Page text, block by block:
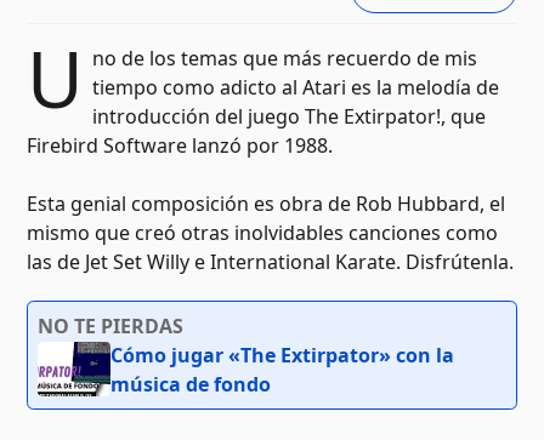
U
no de los temas que más recuerdo de mis
tiempo como adicto al Atari es la melodía de
introducción del juego The Extirpator!, que
Firebird Software lanzó por 1988.
Esta genial composición es obra de Rob Hubbard, el
mismo que creó otras inolvidables canciones como
las de Jet Set Willy e International Karate. Disfrútenla.
NO TE PIERDAS
Cómo jugar «The Extirpator» con la
música de fondo